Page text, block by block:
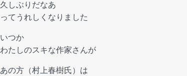
久しぶりだなあ
ってうれしくなりました
いつか
わたしのスキな作家さんが
あの方（村上春樹氏）は